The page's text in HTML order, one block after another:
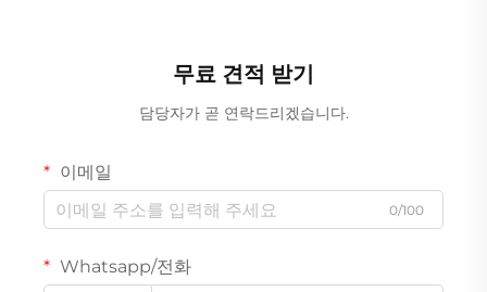
무료 견적 받기
담당자가 곧 연락드리겠습니다.
이메일
0/100
Whatsapp/전화